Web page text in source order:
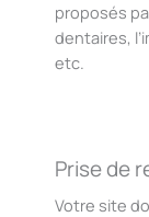
proposés
dentaires,
etc.
Prise de
Votre site